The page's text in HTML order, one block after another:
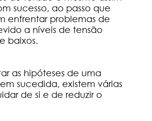
sucesso, ao passo que
enfrentar problemas de
a níveis de tensão
baixos.
as hipóteses de uma
sucedida, existem várias
de si e de reduzir o